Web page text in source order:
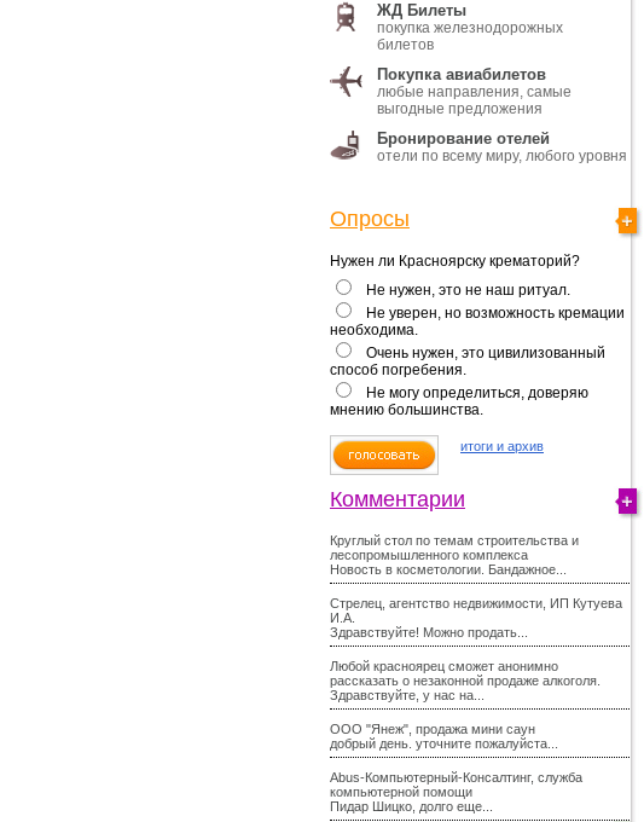
ЖД Билеты
покупка железнодорожных
билетов
Покупка авиабилетов
любые направления, самые
выгодные предложения
Бронирование отелей
отели по всему миру, любого уровня
Опросы
Нужен ли Красноярску крематорий?
Не нужен, это не наш ритуал.
Не уверен, но возможность кремации
необходима.
Очень нужен, это цивилизованный
способ погребения.
Не могу определиться, доверяю
мнению большинства.
итоги и архив
Комментарии
Круглый стол по темам строительства и
лесопромышленного комплекса
Новость в косметологии. Бандажное...
Стрелец, агентство недвижимости, ИП Кутуева
И.А.
Здравствуйте! Можно продать...
Любой красноярец сможет анонимно
рассказать о незаконной продаже алкоголя.
Здравствуйте, у нас на...
ООО "Янеж", продажа мини саун
добрый день. уточните пожалуйста...
Abus-Компьютерный-Консалтинг, служба
компьютерной помощи
Пидар Шицко, долго еще...